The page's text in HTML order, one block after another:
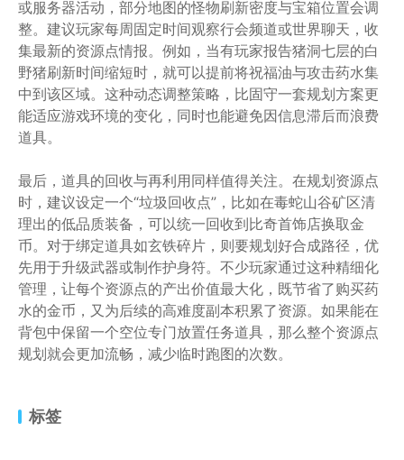
或服务器活动，部分地图的怪物刷新密度与宝箱位置会调
整。建议玩家每周固定时间观察行会频道或世界聊天，收
集最新的资源点情报。例如，当有玩家报告猪洞七层的白
野猪刷新时间缩短时，就可以提前将祝福油与攻击药水集
中到该区域。这种动态调整策略，比固守一套规划方案更
能适应游戏环境的变化，同时也能避免因信息滞后而浪费
道具。
最后，道具的回收与再利用同样值得关注。在规划资源点
时，建议设定一个“垃圾回收点”，比如在毒蛇山谷矿区清
理出的低品质装备，可以统一回收到比奇首饰店换取金
币。对于绑定道具如玄铁碎片，则要规划好合成路径，优
先用于升级武器或制作护身符。不少玩家通过这种精细化
管理，让每个资源点的产出价值最大化，既节省了购买药
水的金币，又为后续的高难度副本积累了资源。如果能在
背包中保留一个空位专门放置任务道具，那么整个资源点
规划就会更加流畅，减少临时跑图的次数。
标签